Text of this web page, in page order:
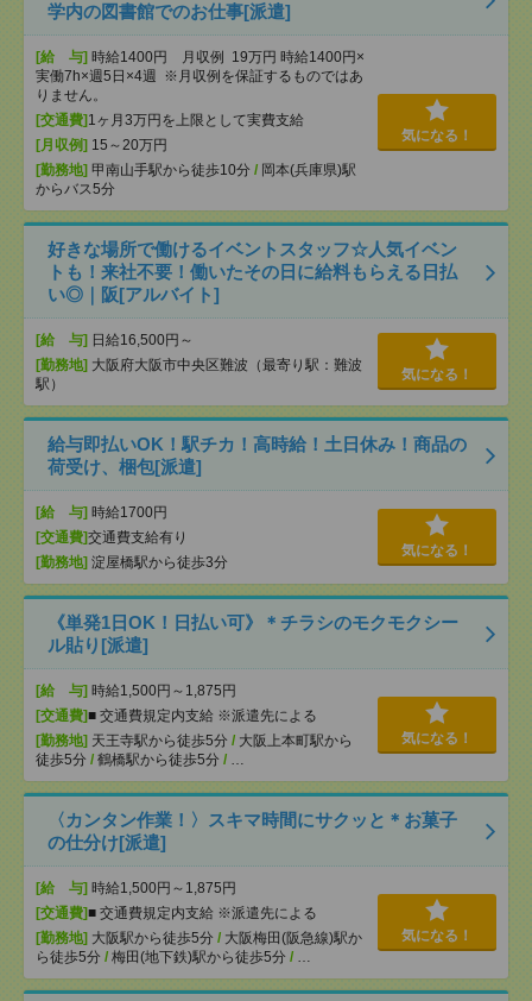
学内の図書館でのお仕事[派遣]
[給 与] 時給1400円 月収例 19万円 時給1400円×
実働7h×週5日×4週 ※月収例を保証するものではあ
りません。
[交通費] 1ヶ月3万円を上限として実費支給
[月収例] 15～20万円
[勤務地] 甲南山手駅から徒歩10分 / 岡本(兵庫県)駅
からバス5分
気になる！
好きな場所で働けるイベントスタッフ☆人気イベン
トも！来社不要！働いたその日に給料もらえる日払
い◎｜阪[アルバイト]
[給 与] 日給16,500円～
[勤務地] 大阪府大阪市中央区難波（最寄り駅：難波
駅）
気になる！
給与即払いOK！駅チカ！高時給！土日休み！商品の
荷受け、梱包[派遣]
[給 与] 時給1700円
[交通費]交通費支給有り
[勤務地] 淀屋橋駅から徒歩3分
気になる！
《単発1日OK！日払い可》＊チラシのモクモクシー
ル貼り[派遣]
[給 与] 時給1,500円～1,875円
[交通費]■ 交通費規定内支給 ※派遣先による
[勤務地] 天王寺駅から徒歩5分 / 大阪上本町駅から
徒歩5分 / 鶴橋駅から徒歩5分 / …
気になる！
〈カンタン作業！〉スキマ時間にサクッと＊お菓子
の仕分け[派遣]
[給 与] 時給1,500円～1,875円
[交通費]■ 交通費規定内支給 ※派遣先による
[勤務地] 大阪駅から徒歩5分 / 大阪梅田(阪急線)駅か
ら徒歩5分 / 梅田(地下鉄)駅から徒歩5分 / …
気になる！